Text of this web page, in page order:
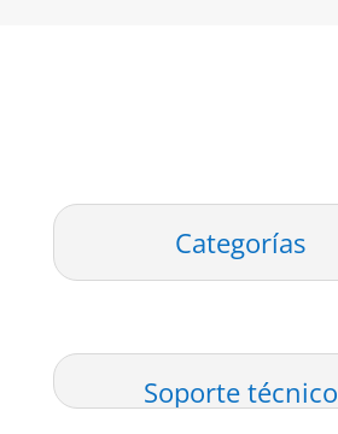
Categorías
Soporte técnico